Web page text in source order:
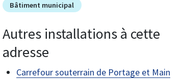
Bâtiment municipal
Autres installations à cette
adresse
Carrefour souterrain de Portage et Main